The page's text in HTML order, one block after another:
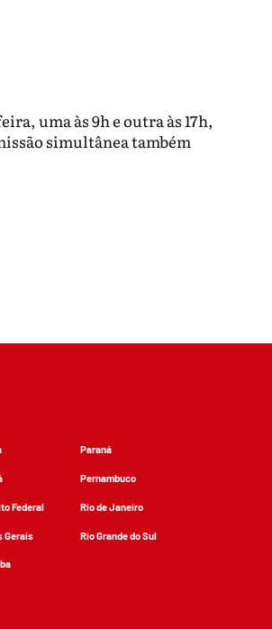
uma às 9h e outra às 17h,
simultânea também
Federal
Gerais
Paraná
Pernambuco
Rio de Janeiro
Rio Grande do Sul